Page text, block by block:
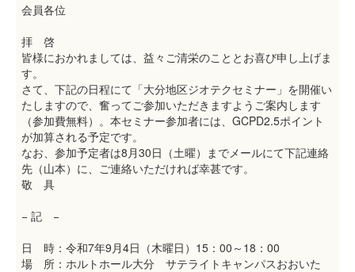
会員各位
拝 啓
皆様におかれましては、益々ご清栄のこととお喜び申し上げま
す。
さて、下記の日程にて「大分地区ジオテクセミナー」を開催い
たしますので、奮ってご参加いただきますようご案内します
（参加費無料）。本セミナー参加者には、GCPD2.5ポイント
が加算される予定です。
なお、参加予定者は8月30日（土曜）までメールにて下記連絡
先（山本）に、ご連絡いただければ幸甚です。
敬 具
− 記 −
日 時：令和7年9月4日（木曜日）15：00～18：00
場 所：ホルトホール大分 サテライトキャンパスおおいた